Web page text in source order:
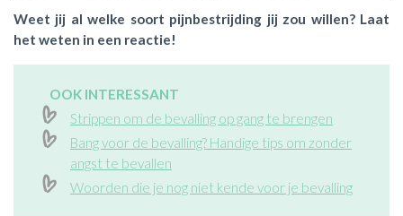
Weet jij al welke soort pijnbestrijding jij zou willen? Laat
het weten in een reactie!
OOK INTERESSANT
Strippen om de bevalling op gang te brengen
Bang voor de bevalling? Handige tips om zonder
angst te bevallen
Woorden die je nog niet kende voor je bevalling